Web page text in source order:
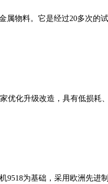
属物料。它是经过20多次的
优化升级改造，具有低损耗
9518为基础，采用欧洲先进